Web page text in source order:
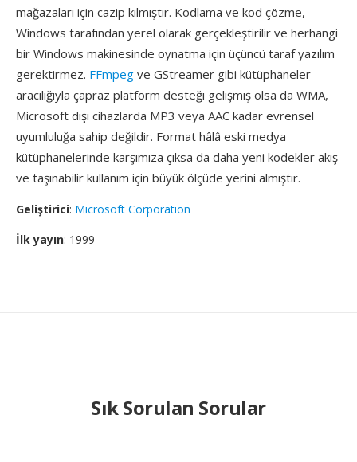
mağazaları için cazip kılmıştır. Kodlama ve kod çözme,
Windows tarafından yerel olarak gerçekleştirilir ve herhangi
bir Windows makinesinde oynatma için üçüncü taraf yazılım
gerektirmez. FFmpeg ve GStreamer gibi kütüphaneler
aracılığıyla çapraz platform desteği gelişmiş olsa da WMA,
Microsoft dışı cihazlarda MP3 veya AAC kadar evrensel
uyumluluğa sahip değildir. Format hâlâ eski medya
kütüphanelerinde karşımıza çıksa da daha yeni kodekler akış
ve taşınabilir kullanım için büyük ölçüde yerini almıştır.
Geliştirici: Microsoft Corporation
İlk yayın: 1999
Sık Sorulan Sorular